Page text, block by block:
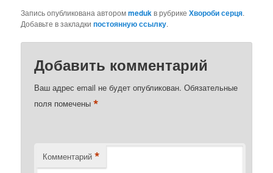
Запись опубликована авторомmedukв рубрикеХвороби серця.
Добавьте в закладкипостоянную ссылку.
Добавить комментарий
Ваш адрес email не будет опубликован. Обязательные
поля помечены*
Комментарий *